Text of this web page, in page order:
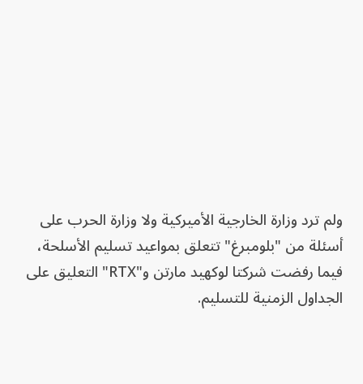
ولم ترد وزارة الخارجية الأميركية ولا وزارة الحرب على
أسئلة من "بلومبرغ" تتعلق بمواعيد تسليم الأسلحة،
فيما رفضت شركتا لوكهيد مارتن و"RTX" التعليق على
الجداول الزمنية للتسليم.